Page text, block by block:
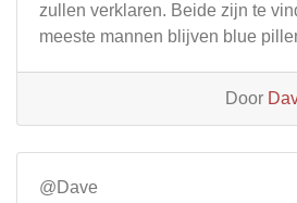
zullen verklaren. Beide zijn te
meeste mannen blijven blue
Door
@Dave